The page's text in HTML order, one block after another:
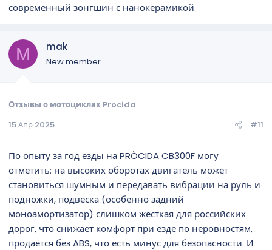
современный зонгшин с нанокерамикой.
M mak
New member
Отзывы о мотоциклах Procida
15 Апр 2025
#11
По опыту за год езды на PRÒCIDA CB300F могу
отметить: на высоких оборотах двигатель может
становиться шумным и передавать вибрации на руль и
подножки, подвеска (особенно задний
моноамортизатор) слишком жёсткая для российских
дорог, что снижает комфорт при езде по неровностям,
продаётся без ABS, что есть минус для безопасности. И